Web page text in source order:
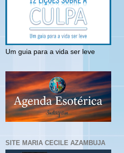
Um guia para a vida ser leve
SITE MARIA CECILE AZAMBUJA